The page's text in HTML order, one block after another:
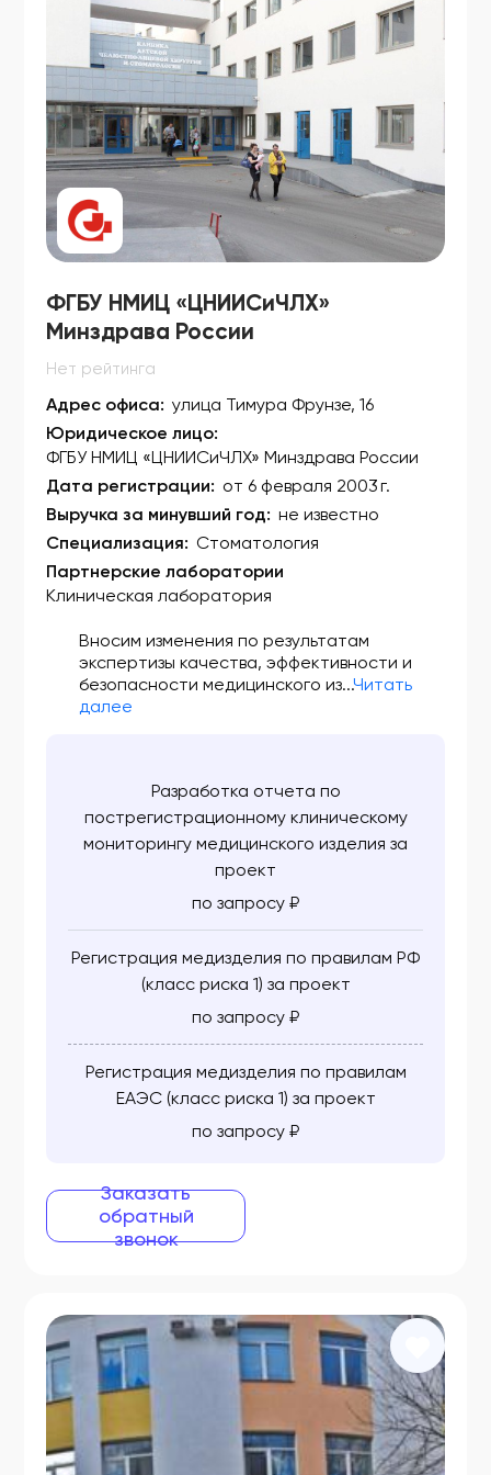
ФСЗ 2010/07136
ФСЗ 2010/07179
ФСЗ 2010/07181
ФСЗ 2010/07268
ФСЗ 2010/07332
ФСЗ 2010/07333
ФСЗ 2010/07336
ФСЗ 2010/07404
ФСЗ 2010/07425
ФСЗ 2010/07428
ФСЗ 2010/07458
ФСЗ 2010/07505
ФСЗ 2010/07506
ФСЗ 2010/07507
ФСЗ 2010/07509
ФСЗ 2010/07539
ФСЗ 2010/07564
ФСЗ 2010/07573
ФСЗ 2010/07574
ФСЗ 2010/07583
ФСЗ 2010/07603
ФСЗ 2010/07604
ФСЗ 2010/07645
ФСЗ 2010/07650
ФСЗ 2010/07651
ФСЗ 2010/07654
ФСЗ 2010/07681
ФСЗ 2010/07701
ФСЗ 2010/07728
ФГБУ НМИЦ «ЦНИИСиЧЛХ»
Минздрава России
Нет рейтинга
Адрес офиса: улица Тимура Фрунзе, 16
Юридическое лицо:
ФГБУ НМИЦ «ЦНИИСиЧЛХ» Минздрава России
Дата регистрации: от 6 февраля 2003 г.
Выручка за минувший год: не известно
Специализация: Стоматология
Партнерские лаборатории
Клиническая лаборатория
Вносим изменения по результатам
экспертизы качества, эффективности и
безопасности медицинского из...Читать
далее
Разработка отчета по
пострегистрационному клиническому
мониторингу медицинского изделия за
проект
по запросу ₽
Регистрация медизделия по правилам РФ
(класс риска 1) за проект
по запросу ₽
Регистрация медизделия по правилам
ЕАЭС (класс риска 1) за проект
по запросу ₽
Заказать
обратный
звонок